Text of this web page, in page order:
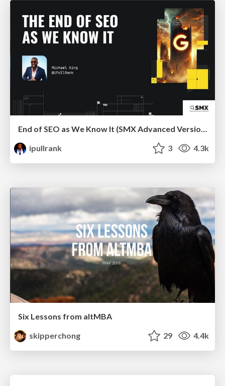
End of SEO as We Know It (SMX Advanced Version)
ipullrank
3 4.3k
Six Lessons from altMBA
skipperchong
29 4.4k